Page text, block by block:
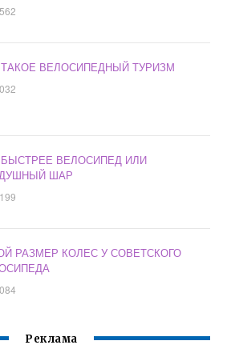
ВЕЛОСИПЕДНЫЙ ТУРИЗМ
ВЕЛОСИПЕД ИЛИ
ШАР
РАЗМЕР КОЛЕС У СОВЕТСКОГО
Реклама